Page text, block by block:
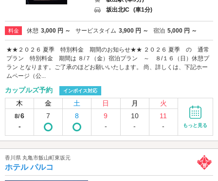
坂出北IC (車1分)
料金 休憩 3,000 円 ～ サービスタイム 3,900 円 ～ 宿泊 5,000 円 ～
★★２０２６ 夏季 特別料金 期間のお知らせ★★ ２０２６ 夏季 の 通常
プラン 特別料金 期間は ８/７（金）宿泊プラン ～ ８/１６（日）休憩プ
ラン となります。ご了承のほどお願いいたします。 尚、詳しくは、下記ホー
ムページ（公...
カップルズ予約 インボイス対応
木 金 土 日 月 火
8/6
-
7 8
9
-
10
-
11
-
もっと見る
香川県 丸亀市飯山町東坂元
ホテル パルコ